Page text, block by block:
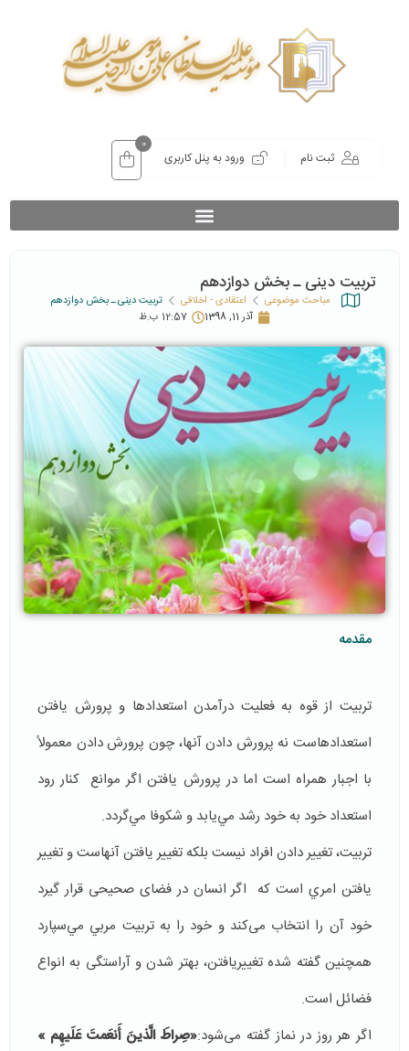
ثبت نام ورود به پنل کاربری
0
تربیت دینی ـ بخش دوازدهم
مباحث موضوعی اعتقادی - اخلاقی
تربیت دینی ـ بخش دوازدهم
آذر 11, 1398
12:57 ب.ظ
مقدمه
تربیت از قوه به فعلیت درآمدن استعدادها و پرورش یافتن
استعدادهاست نه پرورش دادن آنها، چون پرورش دادن معمولاً
با اجبار همراه است اما در پرورش یافتن اگر موانع کنار رود
استعداد خود به خود رشد مي‌يابد و شكوفا مي‌گردد.
تربیت، تغییر دادن افراد نیست بلكه تغییر یافتن آنهاست و تغییر
یافتن امري است که اگر انسان در فضای صحیحی قرار گيرد
خود آن را انتخاب می‌کند و خود را به تربيت مربي مي‌سپارد
همچنين گفته شده تغییریافتن، بهتر شدن و آراستگی به انواع
فضائل است.
اگر هر روز در نماز گفته می‌شود:«صِراطَ الَّذينَ أَنعَمتَ عَلَيهِم »